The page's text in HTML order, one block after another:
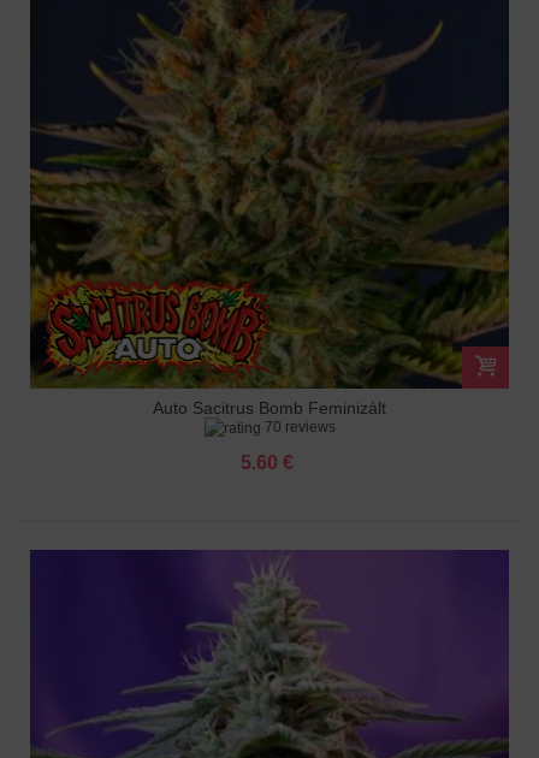
Auto Sacitrus Bomb Feminizált
70 reviews
5.60 €